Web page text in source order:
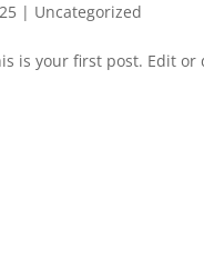
| Uncategorized
is your first post. Edit